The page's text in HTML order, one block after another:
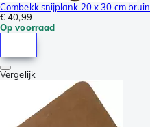
Combekk snijplank 20 x 30 cm bruin
€ 40,99
Op voorraad
Vergelijk